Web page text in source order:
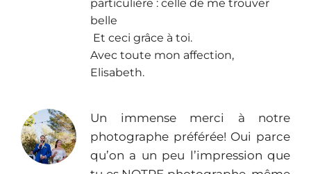
particulière : celle de me trouver
belle
Et ceci grâce à toi.
Avec toute mon affection,
Elisabeth.
Un immense merci à notre
photographe préférée! Oui parce
qu’on a un peu l’impression que